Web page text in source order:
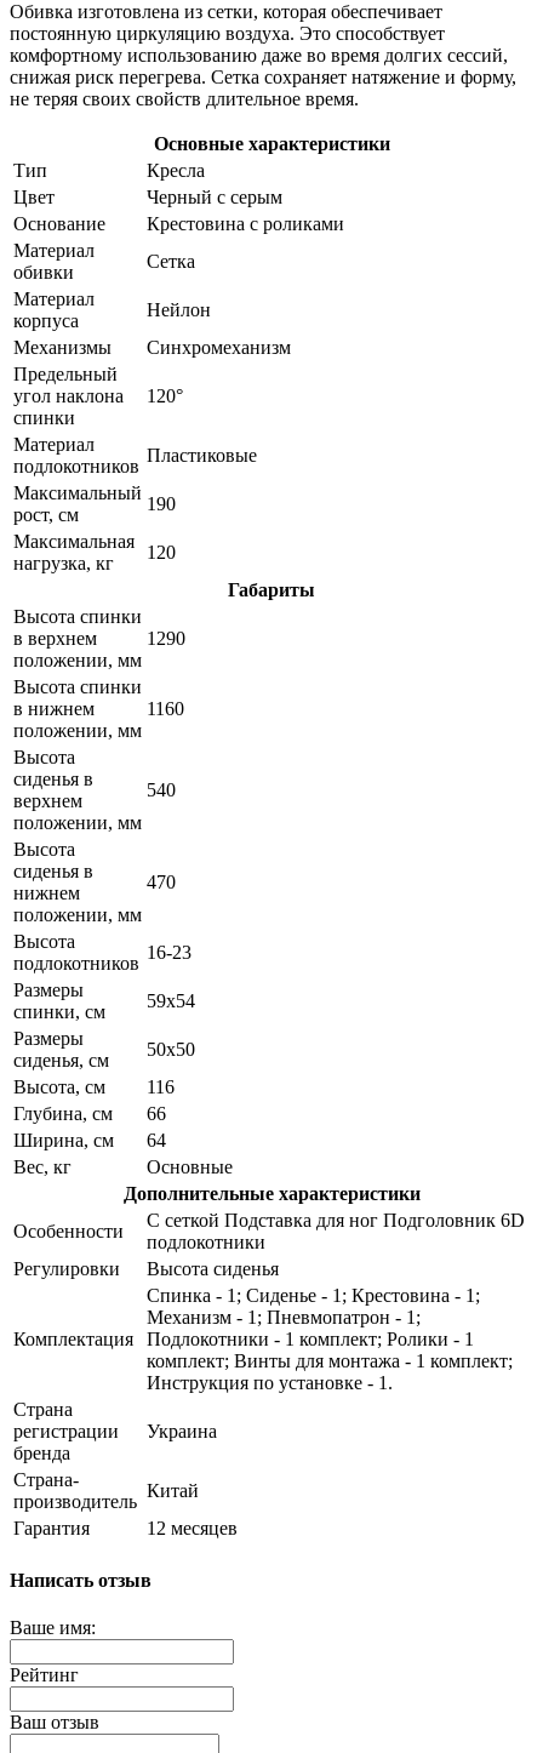
Обивка изготовлена из сетки, которая обеспечивает
постоянную циркуляцию воздуха. Это способствует
комфортному использованию даже во время долгих сессий,
снижая риск перегрева. Сетка сохраняет натяжение и форму,
не теряя своих свойств длительное время.
Основные характеристики
Тип
Кресла
Цвет
Черный с серым
Основание
Крестовина с роликами
Материал
обивки
Сетка
Материал
корпуса
Нейлон
Механизмы
Синхромеханизм
Предельный
угол наклона
спинки
120°
Материал
подлокотников
Пластиковые
Максимальный
рост, см
190
Максимальная
нагрузка, кг
120
Габариты
Высота спинки
в верхнем
положении, мм
1290
Высота спинки
в нижнем
положении, мм
1160
Высота
сиденья в
верхнем
положении, мм
540
Высота
сиденья в
нижнем
положении, мм
470
Высота
подлокотников
16-23
Размеры
спинки, см
59х54
Размеры
сиденья, см
50х50
Высота, см
116
Глубина, см
66
Ширина, см
64
Вес, кг
Основные
Дополнительные характеристики
Особенности
С сеткой Подставка для ног Подголовник 6D
подлокотники
Регулировки
Высота сиденья
Комплектация
Спинка - 1; Сиденье - 1; Крестовина - 1;
Механизм - 1; Пневмопатрон - 1;
Подлокотники - 1 комплект; Ролики - 1
комплект; Винты для монтажа - 1 комплект;
Инструкция по установке - 1.
Страна
регистрации
бренда
Украина
Страна-
производитель
Китай
Гарантия
12 месяцев
Написать отзыв
Ваше имя:
Рейтинг
Ваш отзыв